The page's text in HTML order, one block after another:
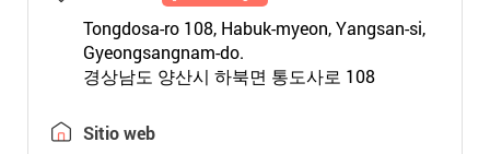
Tongdosa-ro 108, Habuk-myeon, Yangsan-si,
Gyeongsangnam-do.
경상남도 양산시 하북면 통도사로 108
Sitio web